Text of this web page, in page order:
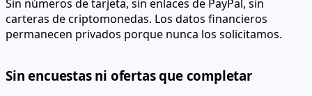
Sin números de tarjeta, sin enlaces de PayPal, sin
carteras de criptomonedas. Los datos financieros
permanecen privados porque nunca los solicitamos.
Sin encuestas ni ofertas que completar